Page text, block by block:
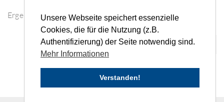
Unsere Webseite speichert essenzielle
Cookies, die für die Nutzung (z.B.
Authentifizierung) der Seite notwendig sind.
Mehr Informationen
Verstanden!
Ergebnisse der Fundsuche
« ‹ 1 2 3 4 ... ›